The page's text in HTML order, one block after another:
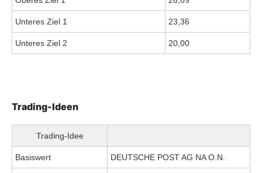
Unteres Ziel 1 23,36
Unteres Ziel 2 20,00
Trading-Ideen
Trading-Idee
Basiswert DEUTSCHE POST AG NA O.N.